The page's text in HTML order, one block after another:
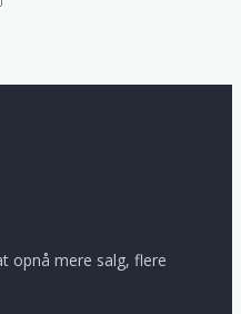
opnå mere salg, flere